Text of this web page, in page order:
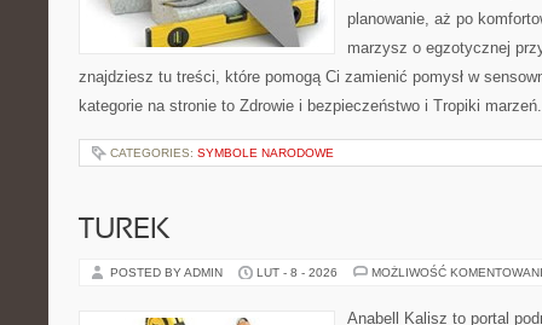
planowanie, aż po
marzysz o egzotycznej
znajdziesz tu treści, które pomogą Ci zamienić pomysł w
kategorie na stronie to Zdrowie i bezpieczeństwo i Tropiki
CATEGORIES: SYMBOLE NARODOWE
TUREK
POSTED BY ADMIN LUT - 8 - 2026 MOŻLIWOŚĆ
Anabell Kalisz to portal